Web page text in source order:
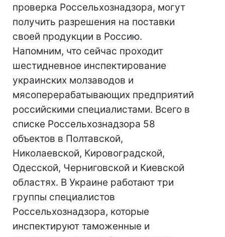
проверка Россельхознадзора, могут
получить разрешения на поставки
своей продукции в Россию.
Напомним, что сейчас проходит
шестидневное инспектирование
украинских молзаводов и
мясоперерабатывающих предприятий
российскими специалистами. Всего в
списке Россельхознадзора 58
объектов в Полтавской,
Николаевской, Кировоградской,
Одесской, Черниговской и Киевской
областях. В Украине работают три
группы специалистов
Россельхознадзора, которые
инспектируют таможенные и